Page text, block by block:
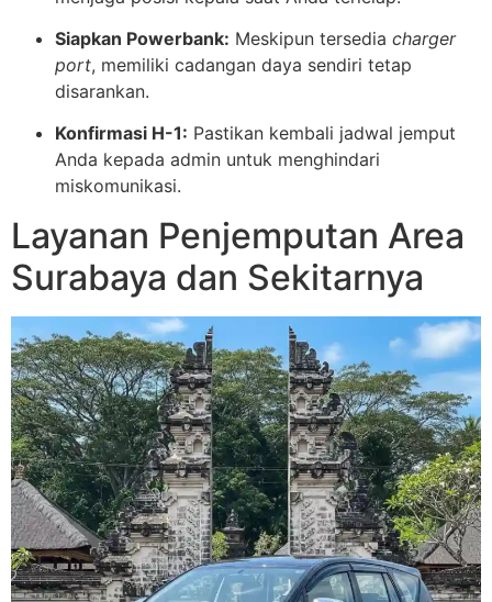
Siapkan Powerbank: Meskipun tersedia charger
port, memiliki cadangan daya sendiri tetap
disarankan.
Konfirmasi H-1: Pastikan kembali jadwal jemput
Anda kepada admin untuk menghindari
miskomunikasi.
Layanan Penjemputan Area
Surabaya dan Sekitarnya